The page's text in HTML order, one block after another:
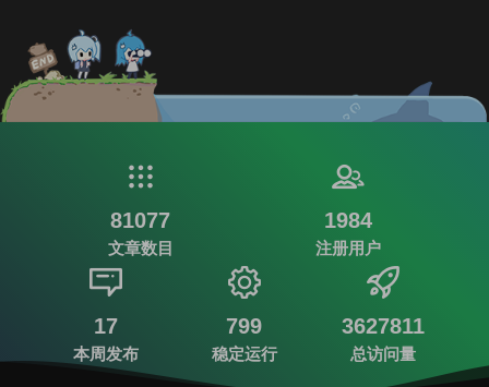
81077
文章数目
1984
注册用户
17
本周发布
799
稳定运行
3627811
总访问量